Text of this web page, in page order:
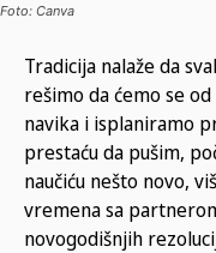
Foto: Canva
Tradicija nalaže da
rešimo da ćemo se
navika i isplaniramo
prestaću da pušim,
naučiću nešto novo,
vremena sa
novogodišnjih